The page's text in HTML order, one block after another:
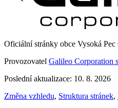
Oficiální stránky obce Vysoká
Provozovatel Galileo Corporation
Poslední aktualizace: 10. 8. 2026
Změna vzhledu, Struktura stránek,